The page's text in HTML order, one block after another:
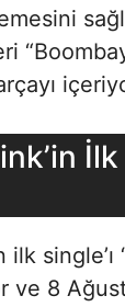
İlk
ilk single’ı
ve 8